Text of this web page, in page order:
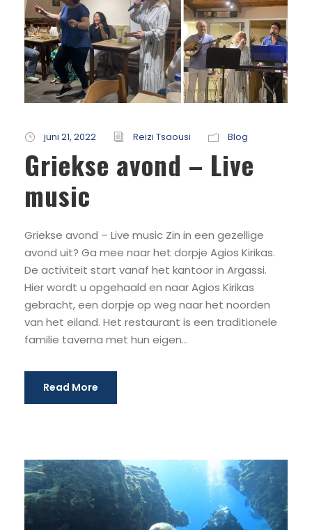
juni 21, 2022 Reizi Tsaousi Blog
Griekse avond – Live
music
Griekse avond – Live music Zin in een gezellige
avond uit? Ga mee naar het dorpje Agios Kirikas.
De activiteit start vanaf het kantoor in Argassi.
Hier wordt u opgehaald en naar Agios Kirikas
gebracht, een dorpje op weg naar het noorden
van het eiland. Het restaurant is een traditionele
familie taverna met hun eigen...
Read More